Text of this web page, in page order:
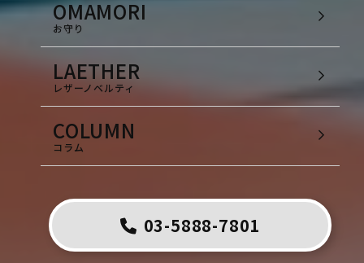
OMAMORI
お守り
LAETHER
レザーノベルティ
COLUMN
コラム
03-5888-7801